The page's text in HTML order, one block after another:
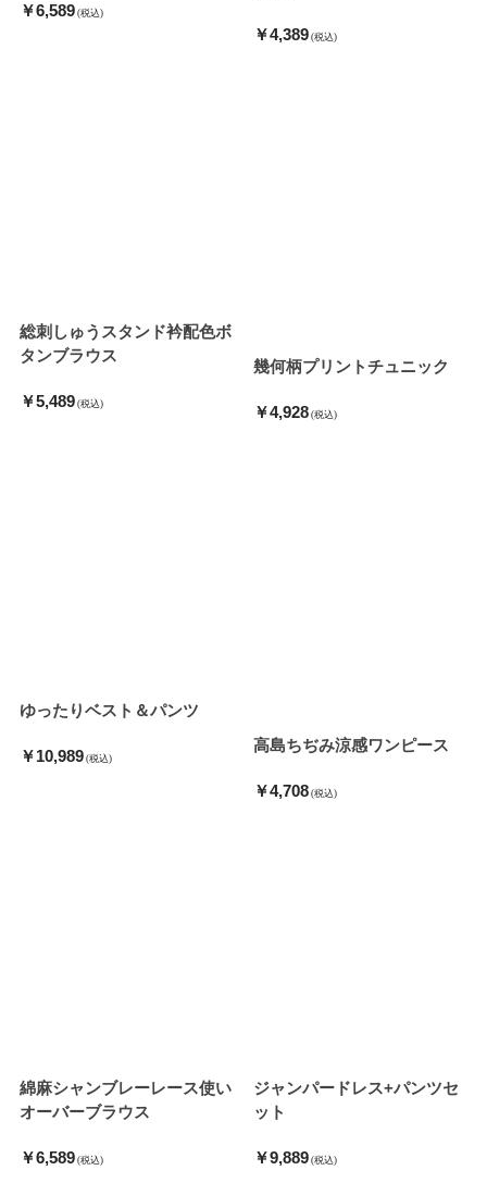
￥6,589 (税込)
￥4,389 (税込)
総刺しゅうスタンド衿配色ボ
タンブラウス
￥5,489 (税込)
幾何柄プリントチュニック
￥4,928 (税込)
ゆったりベスト＆パンツ
￥10,989 (税込)
高島ちぢみ涼感ワンピース
￥4,708 (税込)
綿麻シャンブレーレース使い
オーバーブラウス
￥6,589 (税込)
ジャンパードレス+パンツセ
ット
￥9,889 (税込)